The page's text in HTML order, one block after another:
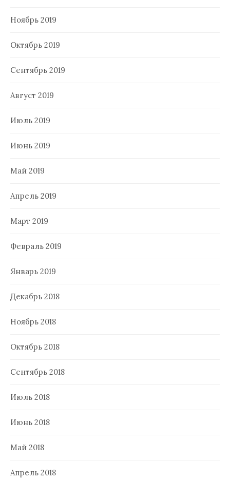
Ноябрь 2019
Октябрь 2019
Сентябрь 2019
Август 2019
Июль 2019
Июнь 2019
Май 2019
Апрель 2019
Март 2019
Февраль 2019
Январь 2019
Декабрь 2018
Ноябрь 2018
Октябрь 2018
Сентябрь 2018
Июль 2018
Июнь 2018
Май 2018
Апрель 2018